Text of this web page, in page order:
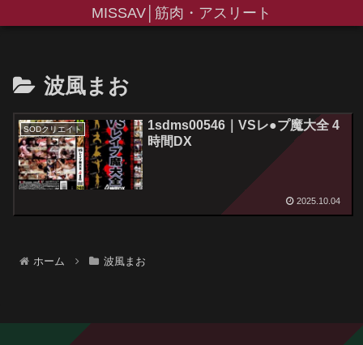
MISSAV│筋肉・アスリート
波風まお
SODクリエイト
1sdms00546｜VSレ●プ魔大全 4
時間DX
2025.10.04
ホーム 波風まお